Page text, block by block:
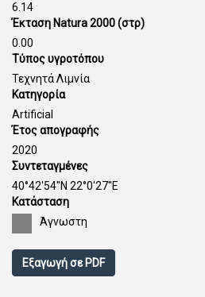
6.14
Έκταση Natura 2000 (στρ)
0.00
Τύπος υγροτόπου
Τεχνητά Λιμνία
Κατηγορία
Artificial
Έτος απογραφής
2020
Συντεταγμένες
40°42'54''N 22°0'27''E
Κατάσταση
Άγνωστη
Εξαγωγή σε PDF